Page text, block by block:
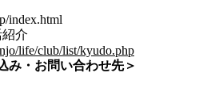
index.html
介
life/club/list/kyudo.php
み・お問い合わせ先＞